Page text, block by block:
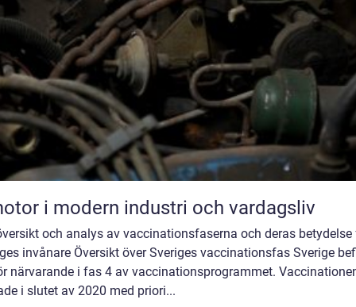
i modern industri och vardagsliv
och analys av vaccinationsfaserna och deras betydelse
invånare Översikt över Sveriges vaccinationsfas Sverige
närvarande i fas 4 av vaccinationsprogrammet.
i slutet av 2020 med priori...